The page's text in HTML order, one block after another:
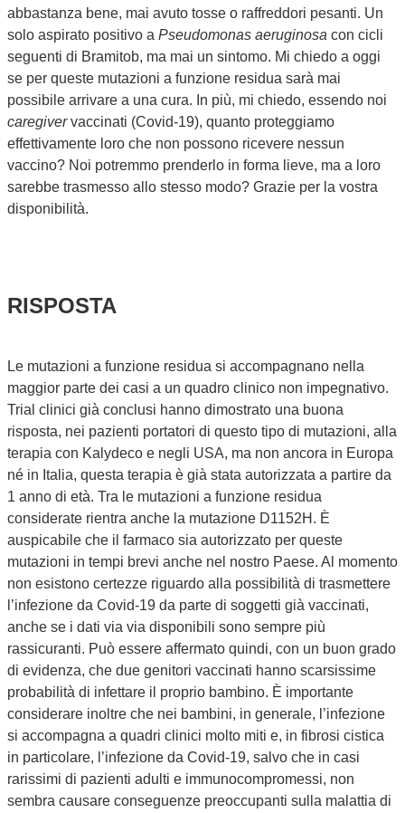
abbastanza bene, mai avuto tosse o raffreddori pesanti. Un
solo aspirato positivo a Pseudomonas aeruginosa con cicli
seguenti di Bramitob, ma mai un sintomo. Mi chiedo a oggi
se per queste mutazioni a funzione residua sarà mai
possibile arrivare a una cura. In più, mi chiedo, essendo noi
caregivervaccinati (Covid-19), quanto proteggiamo
effettivamente loro che non possono ricevere nessun
vaccino? Noi potremmo prenderlo in forma lieve, ma a loro
sarebbe trasmesso allo stesso modo? Grazie per la vostra
disponibilità.
RISPOSTA
Le mutazioni a funzione residua si accompagnano nella
maggior parte dei casi a un quadro clinico non impegnativo.
Trial clinici già conclusi hanno dimostrato una buona
risposta, nei pazienti portatori di questo tipo di mutazioni, alla
terapia con Kalydeco e negli USA, ma non ancora in Europa
né in Italia, questa terapia è già stata autorizzata a partire da
1 anno di età. Tra le mutazioni a funzione residua
considerate rientra anche la mutazione D1152H. È
auspicabile che il farmaco sia autorizzato per queste
mutazioni in tempi brevi anche nel nostro Paese. Al momento
non esistono certezze riguardo alla possibilità di trasmettere
l’infezione da Covid-19 da parte di soggetti già vaccinati,
anche se i dati via via disponibili sono sempre più
rassicuranti. Può essere affermato quindi, con un buon grado
di evidenza, che due genitori vaccinati hanno scarsissime
probabilità di infettare il proprio bambino. È importante
considerare inoltre che nei bambini, in generale, l’infezione
si accompagna a quadri clinici molto miti e, in fibrosi cistica
in particolare, l’infezione da Covid-19, salvo che in casi
rarissimi di pazienti adulti e immunocompromessi, non
sembra causare conseguenze preoccupanti sulla malattia di